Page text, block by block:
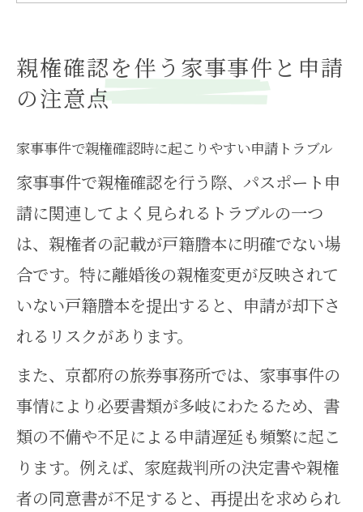
申請で重視したい家事事件の注意
点と実体験例
親権確認と家事事件が複雑化する
背景と対策
家事事件での親権確認に必要な書
類準備のコツ
京都府で家事事件対応が必要なパスポ
ート手続き
家事事件と親権確認が関わる京都
府での申請特徴
京都府の旅券事務所で家事事件時
の注意点を押さえる
家事事件発生時に京都府で求めら
れる追加書類とは
親権確認を伴う家事事件と申請
の注意点
家事事件で親権確認時に起こりやすい申請トラブル
家事事件で親権確認を行う際、パスポート申
請に関連してよく見られるトラブルの一つ
は、親権者の記載が戸籍謄本に明確でない場
合です。特に離婚後の親権変更が反映されて
いない戸籍謄本を提出すると、申請が却下さ
れるリスクがあります。
また、京都府の旅券事務所では、家事事件の
事情により必要書類が多岐にわたるため、書
類の不備や不足による申請遅延も頻繁に起こ
ります。例えば、家庭裁判所の決定書や親権
者の同意書が不足すると、再提出を求められ